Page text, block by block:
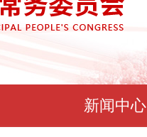
新闻中心